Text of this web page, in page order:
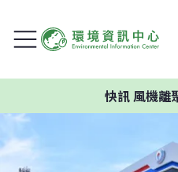
風機離聚落